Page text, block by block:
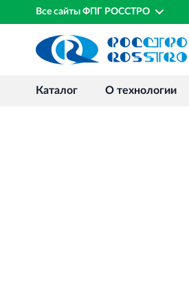
Все сайты ФПГ РОССТРО
Каталог О технологии